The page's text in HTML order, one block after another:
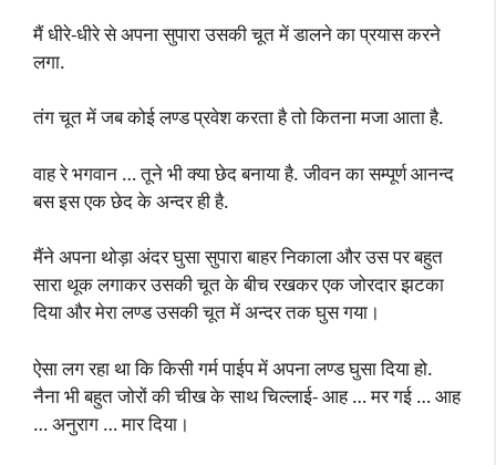
मैं धीरे-धीरे से अपना सुपारा उसकी चूत में डालने का प्रयास करने
लगा.
तंग चूत में जब कोई लण्ड प्रवेश करता है तो कितना मजा आता है.
वाह रे भगवान … तूने भी क्या छेद बनाया है. जीवन का सम्पूर्ण आनन्द
बस इस एक छेद के अन्दर ही है.
मैंने अपना थोड़ा अंदर घुसा सुपारा बाहर निकाला और उस पर बहुत
सारा थूक लगाकर उसकी चूत के बीच रखकर एक जोरदार झटका
दिया और मेरा लण्ड उसकी चूत में अन्दर तक घुस गया।
ऐसा लग रहा था कि किसी गर्म पाईप में अपना लण्ड घुसा दिया हो.
नैना भी बहुत जोरों की चीख के साथ चिल्लाई- आह … मर गई … आह
… अनुराग … मार दिया।